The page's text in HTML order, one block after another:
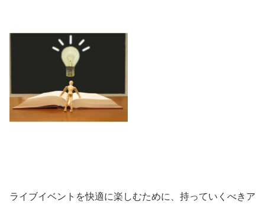
ライブイベントを快適に楽しむために、持っていくべきア